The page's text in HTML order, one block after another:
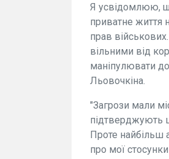
Я усвідомлюю,
приватне життя
прав
вільними від
маніпулювати
Льовочкіна.
"Загрози мали
підтверджують
Проте найбільш
про мої